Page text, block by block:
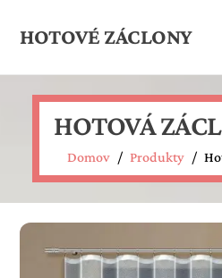
HOTOVÉ ZÁCLONY
HOTOVÁ
Domov / Produkty /